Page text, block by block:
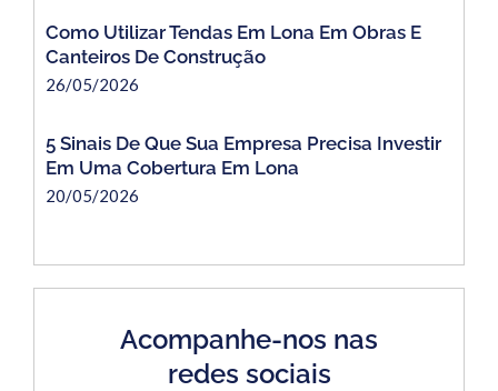
Como Utilizar Tendas Em Lona Em Obras E
Canteiros De Construção
26/05/2026
5 Sinais De Que Sua Empresa Precisa Investir
Em Uma Cobertura Em Lona
20/05/2026
Acompanhe-nos nas
redes sociais